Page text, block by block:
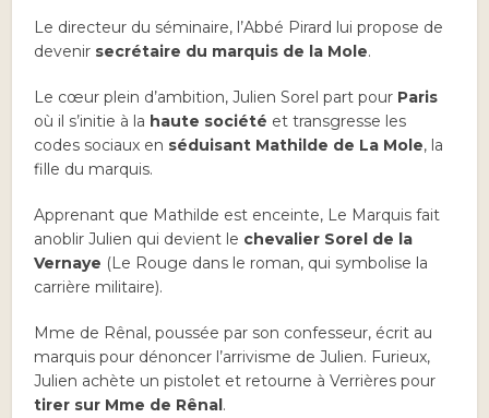
Le directeur du séminaire, l’Abbé Pirard lui propose de
devenir secrétaire du marquis de la Mole.
Le cœur plein d’ambition, Julien Sorel part pour Paris
où il s’initie à la haute société et transgresse les
codes sociaux en séduisant Mathilde de La Mole, la
fille du marquis.
Apprenant que Mathilde est enceinte, Le Marquis fait
anoblir Julien qui devient le chevalier Sorel de la
Vernaye (Le Rouge dans le roman, qui symbolise la
carrière militaire).
Mme de Rênal, poussée par son confesseur, écrit au
marquis pour dénoncer l’arrivisme de Julien. Furieux,
Julien achète un pistolet et retourne à Verrières pour
tirer sur Mme de Rênal.